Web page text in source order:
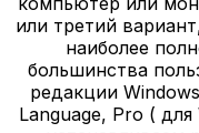
или третий
наиболее
большинства
редакции
Language, Pro (